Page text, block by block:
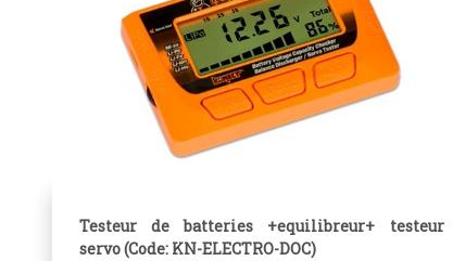
Testeur de batteries +equilibreur+ testeur
servo (Code: KN-ELECTRO-DOC)